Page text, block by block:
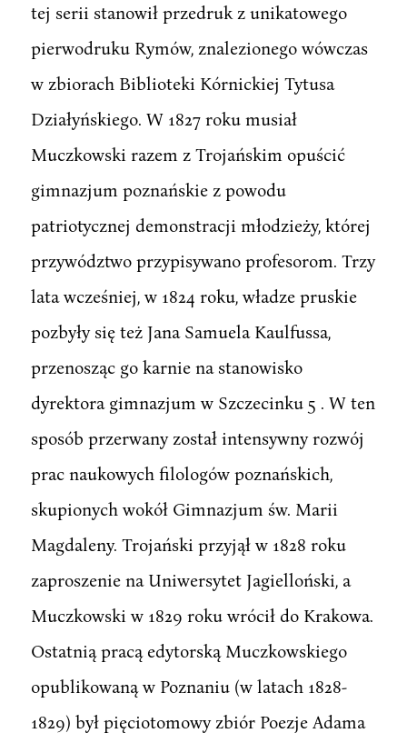
tej serii stanowił przedruk z unikatowego
pierwodruku Rymów, znalezionego wówczas
w zbiorach Biblioteki Kórnickiej Tytusa
Działyńskiego. W 1827 roku musiał
Muczkowski razem z Trojańskim opuścić
gimnazjum poznańskie z powodu
patriotycznej demonstracji młodzieży, której
przywództwo przypisywano profesorom. Trzy
lata wcześniej, w 1824 roku, władze pruskie
pozbyły się też Jana Samuela Kaulfussa,
przenosząc go karnie na stanowisko
dyrektora gimnazjum w Szczecinku 5 . W ten
sposób przerwany został intensywny rozwój
prac naukowych filologów poznańskich,
skupionych wokół Gimnazjum św. Marii
Magdaleny. Trojański przyjął w 1828 roku
zaproszenie na Uniwersytet Jagielloński, a
Muczkowski w 1829 roku wrócił do Krakowa.
Ostatnią pracą edytorską Muczkowskiego
opublikowaną w Poznaniu (w latach 1828-
1829) był pięciotomowy zbiór Poezje Adama